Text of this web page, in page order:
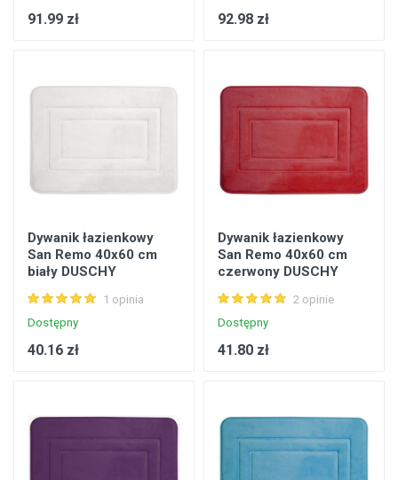
91.99 zł 92.98 zł
Dywanik łazienkowy
San Remo 40x60 cm
biały DUSCHY
1 opinia
Dostępny
40.16 zł
Dywanik łazienkowy
San Remo 40x60 cm
czerwony DUSCHY
2 opinie
Dostępny
41.80 zł